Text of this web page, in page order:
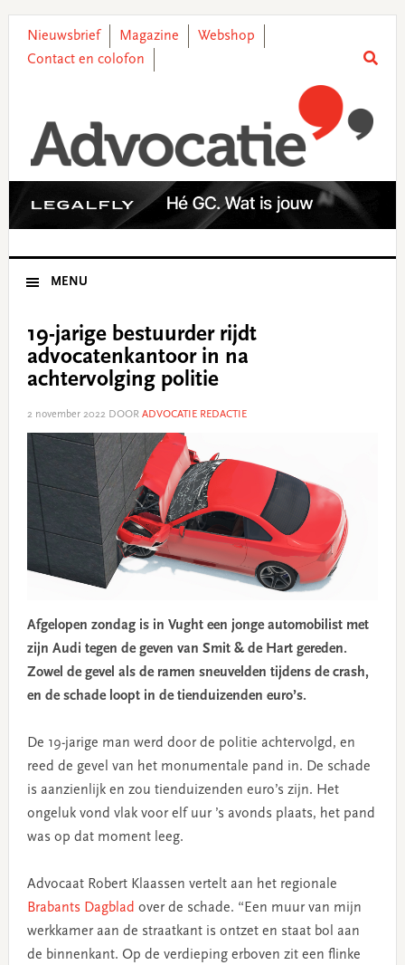
primary
main
primary
footer
Nieuwsbrief Magazine
Webshop
Contact en colofon
MENU
19-jarige bestuurder rijdt
advocatenkantoor in na
achtervolging politie
2 november 2022DOOR ADVOCATIE REDACTIE
Afgelopen zondag is in Vught een jonge automobilist met
zijn Audi tegen de geven van Smit & de Hart gereden.
Zowel de gevel als de ramen sneuvelden tijdens de crash,
en de schade loopt in de tienduizenden euro’s.
De 19-jarige man werd door de politie achtervolgd, en
reed de gevel van het monumentale pand in. De schade
is aanzienlijk en zou tienduizenden euro’s zijn. Het
ongeluk vond vlak voor elf uur ’s avonds plaats, het pand
was op dat moment leeg.
Advocaat Robert Klaassen vertelt aan het regionale
Brabants Dagblad over de schade. “Een muur van mijn
werkkamer aan de straatkant is ontzet en staat bol aan
de binnenkant. Op de verdieping erboven zit een flinke